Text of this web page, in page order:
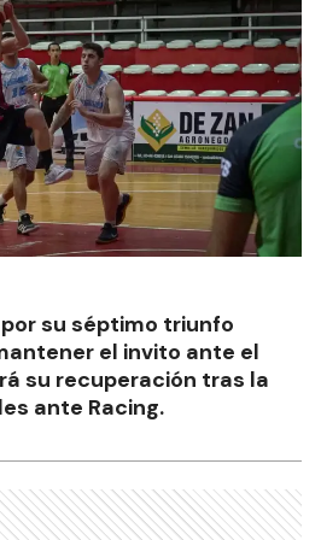
su séptimo triunfo
el invito ante el
su recuperación tras la
ante Racing.